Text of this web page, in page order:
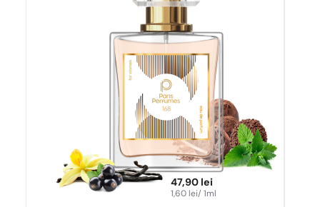
47,90 lei
1,60 lei/ 1ml